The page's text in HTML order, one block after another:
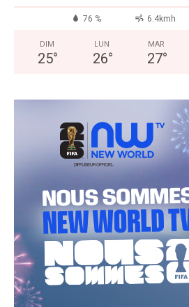
76 % 6.4kmh
DIM
25°
LUN
26°
MAR
27°